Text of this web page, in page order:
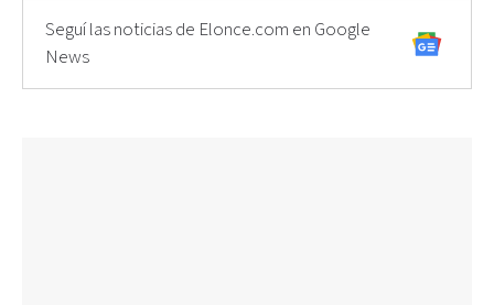
Seguí las noticias de Elonce.com en Google
News